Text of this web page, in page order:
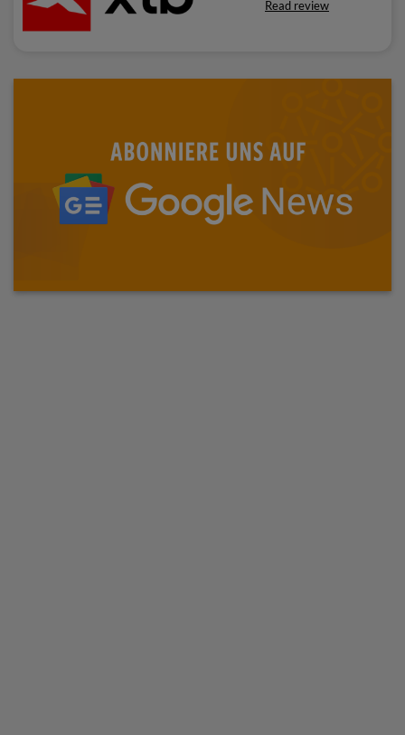
Read review